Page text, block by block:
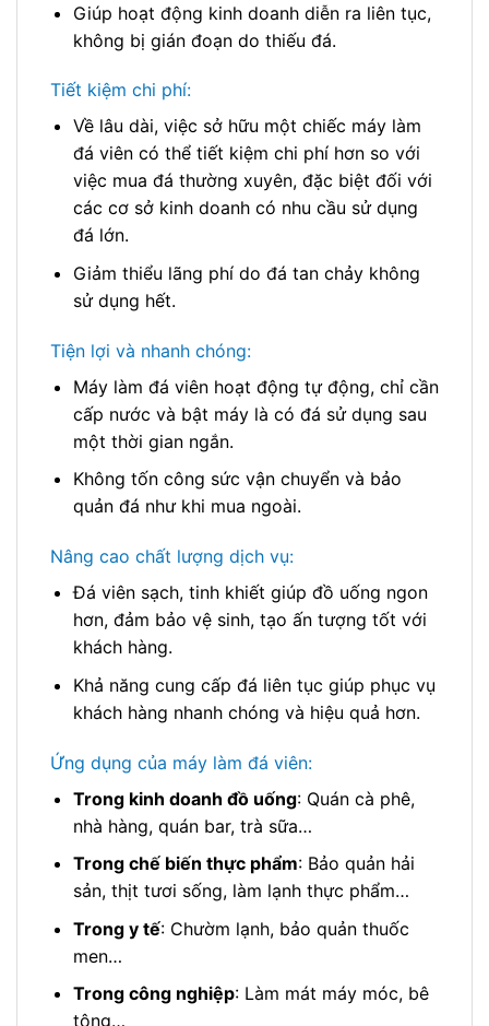
Giúp hoạt động kinh doanh diễn ra liên tục,
không bị gián đoạn do thiếu đá.
Tiết kiệm chi phí:
Về lâu dài, việc sở hữu một chiếc máy làm
đá viên có thể tiết kiệm chi phí hơn so với
việc mua đá thường xuyên, đặc biệt đối với
các cơ sở kinh doanh có nhu cầu sử dụng
đá lớn.
Giảm thiểu lãng phí do đá tan chảy không
sử dụng hết.
Tiện lợi và nhanh chóng:
Máy làm đá viên hoạt động tự động, chỉ cần
cấp nước và bật máy là có đá sử dụng sau
một thời gian ngắn.
Không tốn công sức vận chuyển và bảo
quản đá như khi mua ngoài.
Nâng cao chất lượng dịch vụ:
Đá viên sạch, tinh khiết giúp đồ uống ngon
hơn, đảm bảo vệ sinh, tạo ấn tượng tốt với
khách hàng.
Khả năng cung cấp đá liên tục giúp phục vụ
khách hàng nhanh chóng và hiệu quả hơn.
Ứng dụng của máy làm đá viên:
Trong kinh doanh đồ uống: Quán cà phê,
nhà hàng, quán bar, trà sữa…
Trong chế biến thực phẩm: Bảo quản hải
sản, thịt tươi sống, làm lạnh thực phẩm…
Trong y tế: Chườm lạnh, bảo quản thuốc
men…
Trong công nghiệp: Làm mát máy móc, bê
tông…